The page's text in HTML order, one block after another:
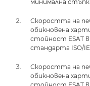
минимална
Скоростта на
обикновена
стойност ESAT
стандарта ISO/
Скоростта на
обикновена